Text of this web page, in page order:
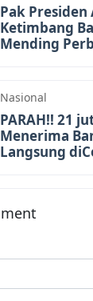
Pak Presiden
Ketimbang
Mending
Nasional
PARAH!! 21
Menerima
Langsung